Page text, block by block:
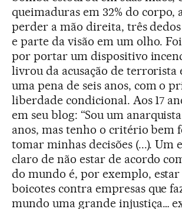
queimaduras em 32% do corpo,
perder a mão direita, três
e parte da visão em um olho.
por portar um dispositivo
livrou da acusação de terrorista
uma pena de seis anos, com o
liberdade condicional. Aos 17
em seu blog: “Sou um
anos, mas tenho o critério bem
tomar minhas decisões (...). Um
claro de não estar de acordo
do mundo é, por exemplo, estar
boicotes contra empresas que
mundo uma grande injustiça…